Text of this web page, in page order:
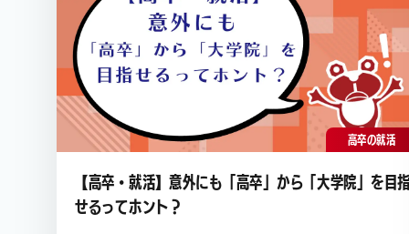
高卒の就活
【高卒・就活】意外にも「高卒」から「大学院」を目
せるってホント？